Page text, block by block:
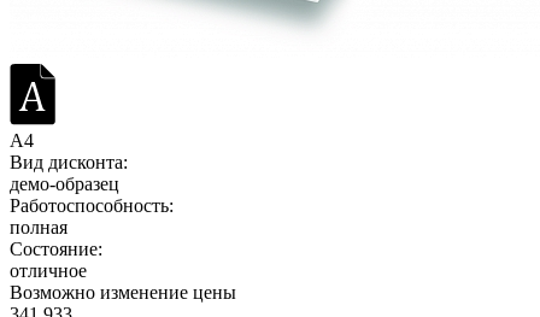
A4
Вид дисконта:
демо-образец
Работоспособность:
полная
Состояние:
отличное
Возможно изменение цены